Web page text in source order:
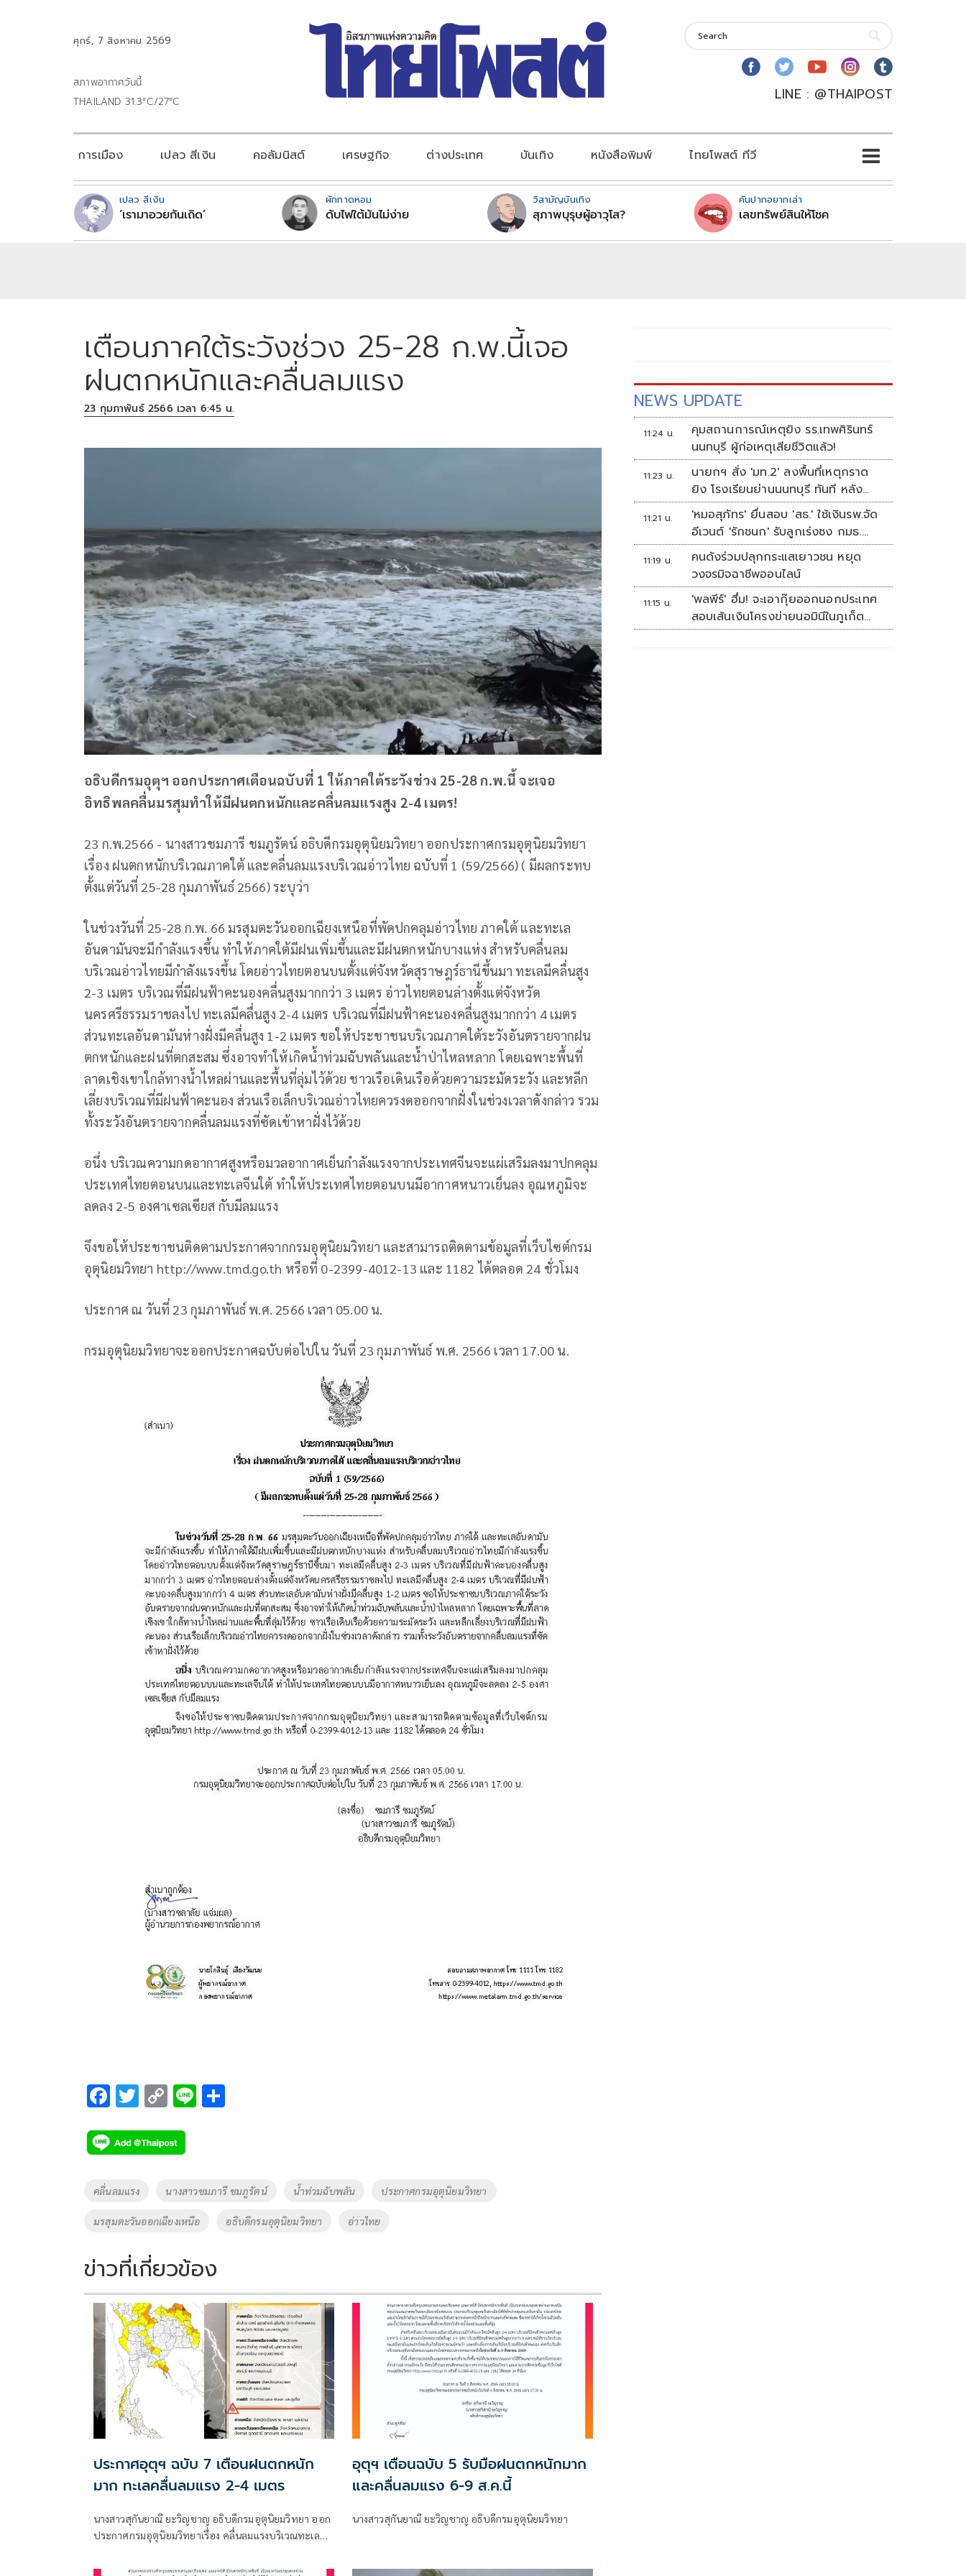
ศุกร์, 7 สิงหาคม 2569
สภาพอากาศวันนี้
THAILAND 31.3°C/27°C
LINE : @THAIPOST
การเมือง เปลว สีเงิน คอลัมนิสต์ เศรษฐกิจ ต่างประเทศ บันเทิง หนังสือพิมพ์ ไทยโพสต์ ทีวี
เปลว สีเงิน
‘เรามาอวยกันเถิด’
ผักกาดหอม
ดับไฟใต้มันไม่ง่าย
วิสามัญบันเทิง
สุภาพบุรุษผู้อาวุโส?
คันปากอยากเล่า
เลขทรัพย์สินให้โชค
เตือนภาคใต้ระวังช่วง 25-28 ก.พ.นี้เจอ
ฝนตกหนักและคลื่นลมแรง
23 กุมภาพันธ์ 2566 เวลา 6:45 น.
อธิบดีกรมอุตุฯ ออกประกาศเตือนฉบับที่ 1 ให้ภาคใต้ระวังช่วง 25-28 ก.พ.นี้ จะเจอ
อิทธิพลคลื่นมรสุมทำให้มีฝนตกหนักและคลื่นลมแรงสูง 2-4 เมตร!
23 ก.พ.2566 - นางสาวชมภารี ชมภูรัตน์ อธิบดีกรมอุตุนิยมวิทยา ออกประกาศกรมอุตุนิยมวิทยา
เรื่อง ฝนตกหนักบริเวณภาคใต้ และคลื่นลมแรงบริเวณอ่าวไทย ฉบับที่ 1 (59/2566) ( มีผลกระทบ
ตั้งแต่วันที่ 25-28 กุมภาพันธ์ 2566) ระบุว่า
ในช่วงวันที่ 25-28 ก.พ. 66 มรสุมตะวันออกเฉียงเหนือที่พัดปกคลุมอ่าวไทย ภาคใต้ และทะเล
อันดามันจะมีกำลังแรงขึ้น ทำให้ภาคใต้มีฝนเพิ่มขึ้นและมีฝนตกหนักบางแห่ง สำหรับคลื่นลม
บริเวณอ่าวไทยมีกำลังแรงขึ้น โดยอ่าวไทยตอนบนตั้งแต่จังหวัดสุราษฎร์ธานีขึ้นมา ทะเลมีคลื่นสูง
2-3 เมตร บริเวณที่มีฝนฟ้าคะนองคลื่นสูงมากกว่า 3 เมตร อ่าวไทยตอนล่างตั้งแต่จังหวัด
นครศรีธรรมราชลงไป ทะเลมีคลื่นสูง 2-4 เมตร บริเวณที่มีฝนฟ้าคะนองคลื่นสูงมากกว่า 4 เมตร
ส่วนทะเลอันดามันห่างฝั่งมีคลื่นสูง 1-2 เมตร ขอให้ประชาชนบริเวณภาคใต้ระวังอันตรายจากฝน
ตกหนักและฝนที่ตกสะสม ซึ่งอาจทำให้เกิดน้ำท่วมฉับพลันและน้ำป่าไหลหลาก โดยเฉพาะพื้นที่
ลาดเชิงเขาใกล้ทางน้ำไหลผ่านและพื้นที่ลุ่มไว้ด้วย ชาวเรือเดินเรือด้วยความระมัดระวัง และหลีก
เลี่ยงบริเวณที่มีฝนฟ้าคะนอง ส่วนเรือเล็กบริเวณอ่าวไทยควรงดออกจากฝั่งในช่วงเวลาดังกล่าว รวม
ทั้งระวังอันตรายจากคลื่นลมแรงที่ซัดเข้าหาฝั่งไว้ด้วย
อนึ่ง บริเวณความกดอากาศสูงหรือมวลอากาศเย็นกำลังแรงจากประเทศจีนจะแผ่เสริมลงมาปกคลุม
ประเทศไทยตอนบนและทะเลจีนใต้ ทำให้ประเทศไทยตอนบนมีอากาศหนาวเย็นลง อุณหภูมิจะ
ลดลง 2-5 องศาเซลเซียส กับมีลมแรง
จึงขอให้ประชาชนติดตามประกาศจากกรมอุตุนิยมวิทยา และสามารถติดตามข้อมูลที่เว็บไซต์กรม
อุตุนิยมวิทยา http://www.tmd.go.th หรือที่ 0-2399-4012-13 และ 1182 ได้ตลอด 24 ชั่วโมง
ประกาศ ณ วันที่ 23 กุมภาพันธ์ พ.ศ. 2566 เวลา 05.00 น.
กรมอุตุนิยมวิทยาจะออกประกาศฉบับต่อไปใน วันที่ 23 กุมภาพันธ์ พ.ศ. 2566 เวลา 17.00 น.
F
e
b
o
o
k
T
tt
er
C
p
y
Li
n
k
Li
Tags
คลื่นลมแรง นางสาวชมภารี ชมภูรัตน์ น้ำท่วมฉับพลัน ประกาศกรมอุตุนิยมวิทยา
มรสุมตะวันออกเฉียงเหนือ อธิบดีกรมอุตุนิยมวิทยา อ่าวไทย
ข่าวที่เกี่ยวข้อง
ประกาศอุตุฯ ฉบับ 7 เตือนฝนตกหนัก
มาก ทะเลคลื่นลมแรง 2-4 เมตร
นางสาวสุกันยาณี ยะวิญชาญ อธิบดีกรมอุตุนิยมวิทยา ออก
ประกาศกรมอุตุนิยมวิทยาเรื่อง คลื่นลมแรงบริเวณทะเล
หนักมากบริเวณประเทศไทย
อุตุฯ เตือนฉบับ 5 รับมือฝนตกหนักมาก
และคลื่นลมแรง 6-9 ส.ค.นี้
นางสาวสุกันยาณี ยะวิญชาญ อธิบดีกรมอุตุนิยมวิทยา
NEWS UPDATE
11:24 น.
คุมสถานการณ์เหตุยิง รร.เทพศิรินทร์
นนทบุรี ผู้ก่อเหตุเสียชีวิตแล้ว!
11:23 น.
นายกฯ สั่ง 'มท.2' ลงพื้นที่เหตุกราด
ยิง โรงเรียนย่านนนทบุรี ทันที หลัง
ปลัดมท.รายงานความคืบหน้า
11:21 น.
'หมอสุภัทร' ยื่นสอบ 'สธ.' ใช้เงินรพ.จัด
อีเวนต์ 'รักชนก' รับลูกเร่งชง กมธ.
สังคายนา
11:19 น.
คนดังร่วมปลุกกระแสเยาวชน หยุด
วงจรมิจฉาชีพออนไลน์
11:15 น.
'พลพีร์' ฮึ่ม! จะเอากุ๊ยออกนอกประเทศ
สอบเส้นเงินโครงข่ายนอมินีในภูเก็ต
กว่า100บริษัท